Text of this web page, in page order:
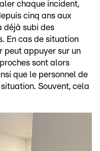
chaque incident,
cinq ans aux
déjà subi des
En cas de situation
peut appuyer sur un
sont alors
que le personnel de
Souvent, cela